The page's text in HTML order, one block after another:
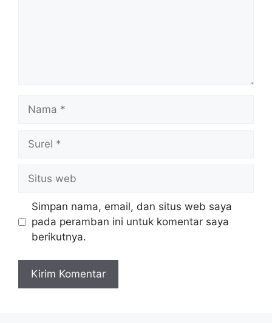
web
Simpan nama, email, dan situs web saya
pada peramban ini untuk komentar saya
berikutnya.